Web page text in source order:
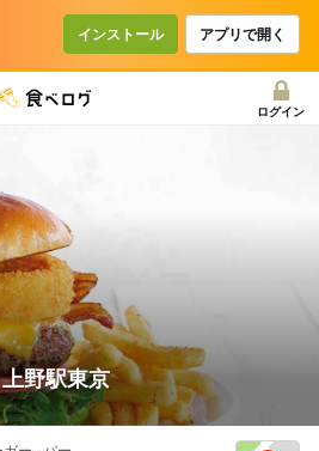
インストール アプリで開く
ログイン
野駅東京
で使えるクーポン
を利用せず予約する